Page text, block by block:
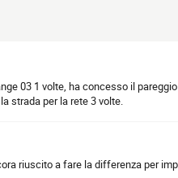
03 1 volte, ha concesso il
strada per la rete 3 volte.
riuscito a fare la differenza per